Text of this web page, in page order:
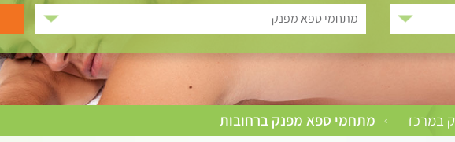
מתחמי ספא מפנק
במרכז › מתחמי ספא מפנק ברחובות